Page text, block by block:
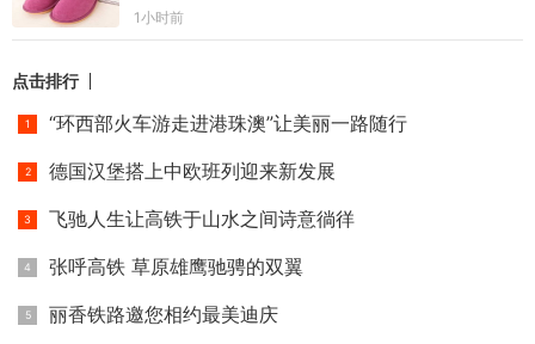
1小时前
点击排行
“环西部火车游走进港珠澳”让美丽一路随行
德国汉堡搭上中欧班列迎来新发展
飞驰人生让高铁于山水之间诗意徜徉
张呼高铁 草原雄鹰驰骋的双翼
丽香铁路邀您相约最美迪庆